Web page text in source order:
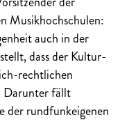
Musikhochschulen:
auch in der
dass der Kultur-
rechtlichen
Darunter fällt
der rundfunkeigenen